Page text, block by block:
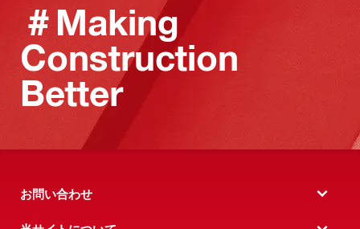
＃Making
Construction
Better
お問い合わせ